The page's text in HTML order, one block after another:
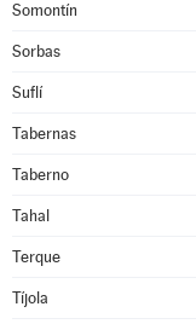
Somontín
Sorbas
Suflí
Tabernas
Taberno
Tahal
Terque
Tíjola